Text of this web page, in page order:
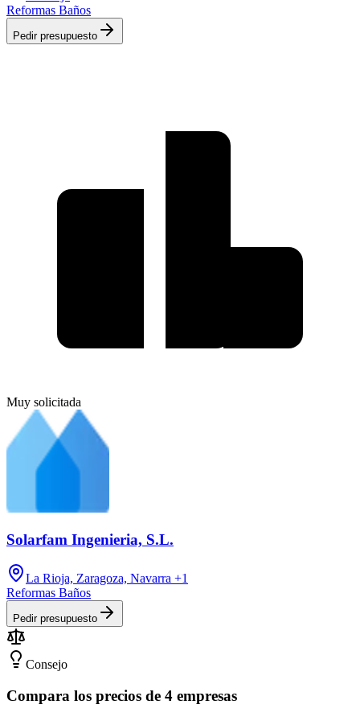
Reformas Baños
Pedir presupuesto
Muy solicitada
Solarfam Ingenieria, S.L.
La Rioja, Zaragoza, Navarra +1
Reformas Baños
Pedir presupuesto
Consejo
Compara los precios de 4 empresas